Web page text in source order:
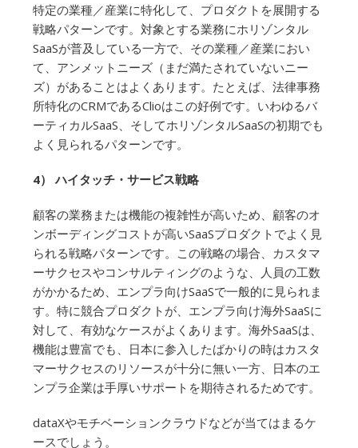
特定の業種／産業に特化して、プロダクトを展開する
戦略パターンです。対象とする業務にホリゾンタル
SaaSが普及している一方で、その業種／産業におい
て、アンメットニーズ（まだ満たされていないニー
ズ）があることはよくあります。たとえば、法律事務
所特化のCRMであるClioはこの好例です。いわゆるバ
ーティカルSaaS、そしてホリゾンタルSaaSの初期でも
よく見られるパターンです。
4） ハイタッチ・サービス戦略
顧客の業務または機能の複雑性が高いため、顧客のオ
ンボーディングコストが高いSaaSプロダクトでよく見
られる戦略パターンです。この戦略の場合、カスタマ
ーサクセスやコンサルティングのような、人員の工数
がかかるため、エンプラ向けSaaSで一般的に見られま
す。特に競合プロダクトが、エンプラ向け海外SaaSに
対して、有効なケースがよくあります。海外SaaSは、
機能は豊富でも、日本に参入したばかりの時はカスタ
マーサクセスのリソースが十分に無い一方、日本のエ
ンプラ企業は手厚いサポートを期待されるためです。
dataXやモチベーションクラウドなどが当てはまるケ
ースでしょう。